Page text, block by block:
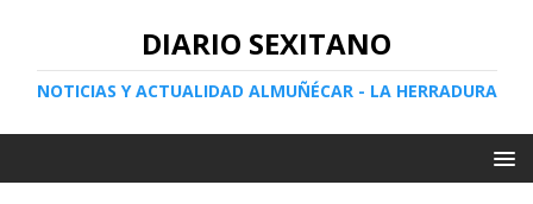
DIARIO SEXITANO
NOTICIAS Y ACTUALIDAD ALMUÑÉCAR - LA HERRADURA